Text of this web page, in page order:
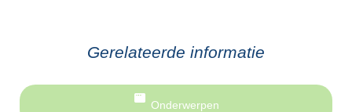
Gerelateerde informatie
Onderwerpen